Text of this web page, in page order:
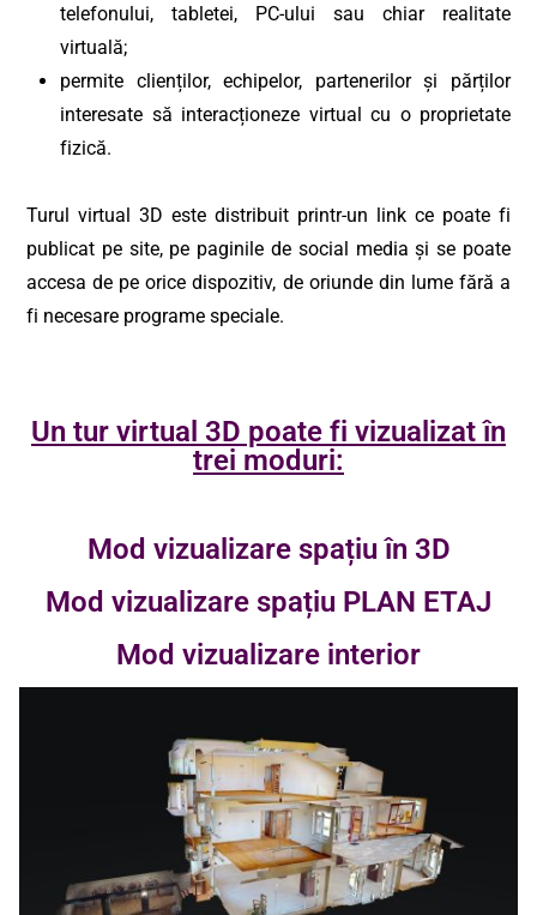
telefonului, tabletei, PC-ului sau chiar realitate
virtuală;
permite clienților, echipelor, partenerilor și părților
interesate să interacționeze virtual cu o proprietate
fizică.
Turul virtual 3D este distribuit printr-un link ce poate fi
publicat pe site, pe paginile de social media și se poate
accesa de pe orice dispozitiv, de oriunde din lume fără a
fi necesare programe speciale.
Un tur virtual 3D poate fi vizualizat în
trei moduri:
Mod vizualizare spațiu în 3D
Mod vizualizare spațiu PLAN ETAJ
Mod vizualizare interior